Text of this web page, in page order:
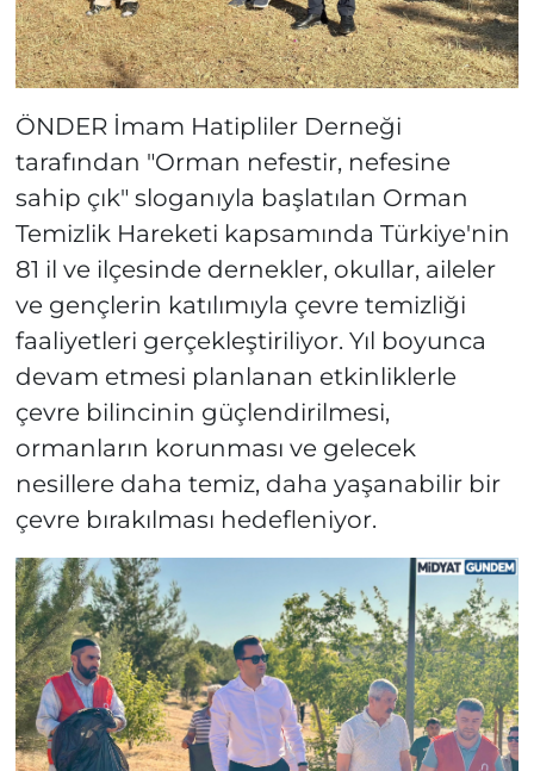
ÖNDER İmam Hatipliler Derneği
tarafından "Orman nefestir, nefesine
sahip çık" sloganıyla başlatılan Orman
Temizlik Hareketi kapsamında Türkiye'nin
81 il ve ilçesinde dernekler, okullar, aileler
ve gençlerin katılımıyla çevre temizliği
faaliyetleri gerçekleştiriliyor. Yıl boyunca
devam etmesi planlanan etkinliklerle
çevre bilincinin güçlendirilmesi,
ormanların korunması ve gelecek
nesillere daha temiz, daha yaşanabilir bir
çevre bırakılması hedefleniyor.